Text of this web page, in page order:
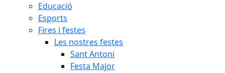
Educació
Esports
Fires i festes
Les nostres festes
Sant Antoni
Festa Major